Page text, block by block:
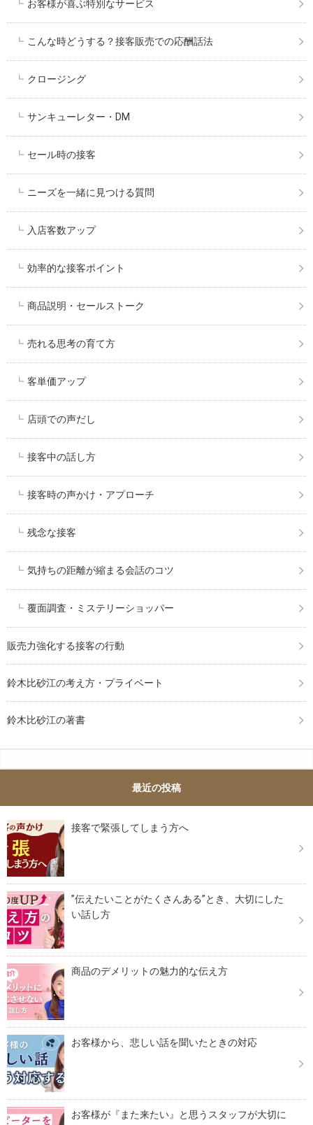
お客様が喜ぶ特別なサービス
こんな時どうする？接客販売での応酬話法
クロージング
サンキューレター・DM
セール時の接客
ニーズを一緒に見つける質問
入店客数アップ
効率的な接客ポイント
商品説明・セールストーク
売れる思考の育て方
客単価アップ
店頭での声だし
接客中の話し方
接客時の声かけ・アプローチ
残念な接客
気持ちの距離が縮まる会話のコツ
覆面調査・ミステリーショッパー
販売力強化する接客の行動
鈴木比砂江の考え方・プライベート
鈴木比砂江の著書
最近の投稿
接客で緊張してしまう方へ
”伝えたいことがたくさんある”とき、大切にした
い話し方
商品のデメリットの魅力的な伝え方
お客様から、悲しい話を聞いたときの対応
お客様が『また来たい』と思うスタッフが大切に